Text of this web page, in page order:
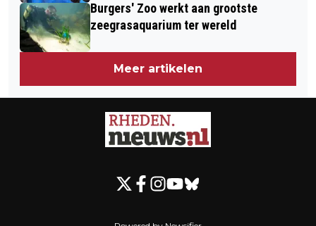
Burgers' Zoo werkt aan grootste
zeegrasaquarium ter wereld
Meer artikelen